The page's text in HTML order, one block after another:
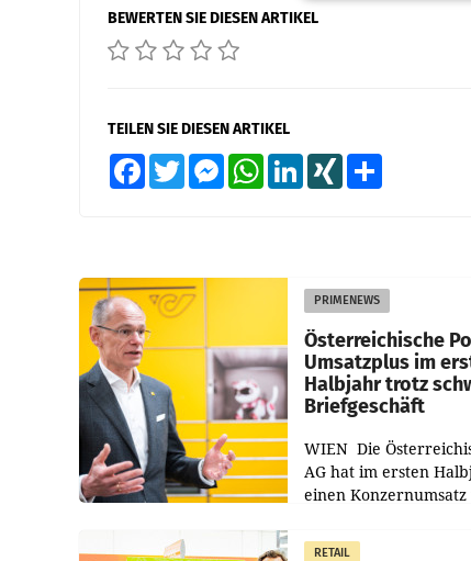
BEWERTEN SIE DIESEN ARTIKEL
TEILEN SIE DIESEN ARTIKEL
FacebookTwitter MessengerWhatsAppLinkedInXING
PRIMENEWS
Österreichische
Umsatzplus im
Halbjahr trotz
Briefgeschäft
WIEN Die
AG hat im ersten
einen Konzernumsatz
erwirtschaftet, was
RETAIL